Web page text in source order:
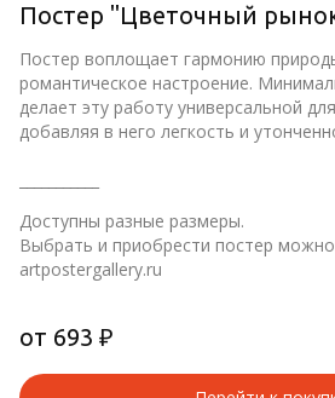
Постер "Цветочный
Постер воплощает гармонию
романтическое настроение.
делает эту работу универсальной
добавляя в него легкость и
Доступны разные размеры.
Выбрать и приобрести постер
artpostergallery.ru
от 693 ₽